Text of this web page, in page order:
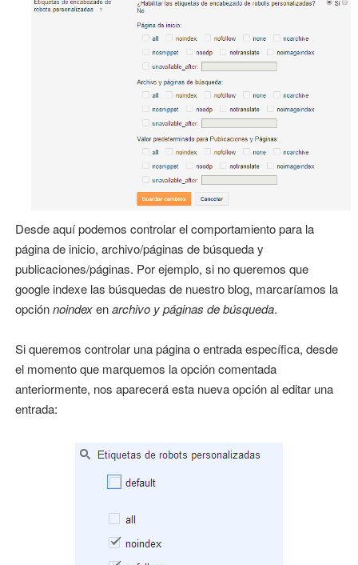
Desde aquí podemos controlar el comportamiento para la
página de inicio, archivo/páginas de búsqueda y
publicaciones/páginas. Por ejemplo, si no queremos que
google indexe las búsquedas de nuestro blog, marcaríamos la
opciónnoindexenarchivo y páginas de búsqueda.
Si queremos controlar una página o entrada específica, desde
el momento que marquemos la opción comentada
anteriormente, nos aparecerá esta nueva opción al editar una
entrada: